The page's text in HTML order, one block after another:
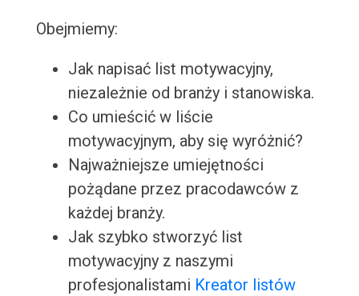
Obejmiemy:
Jak napisać list motywacyjny,
niezależnie od branży i stanowiska.
Co umieścić w liście
motywacyjnym, aby się wyróżnić?
Najważniejsze umiejętności
pożądane przez pracodawców z
każdej branży.
Jak szybko stworzyć list
motywacyjny z naszymi
profesjonalistami Kreator listów